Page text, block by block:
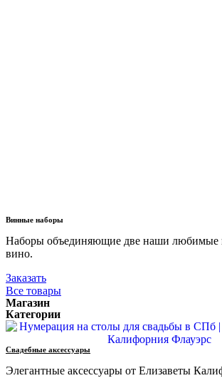
Винные наборы
Наборы объединяющие две наши любимые
вино.
Заказать
Все товары
Магазин
Категории
Свадебные аксессуары
Элегантные аксессуары от Елизаветы